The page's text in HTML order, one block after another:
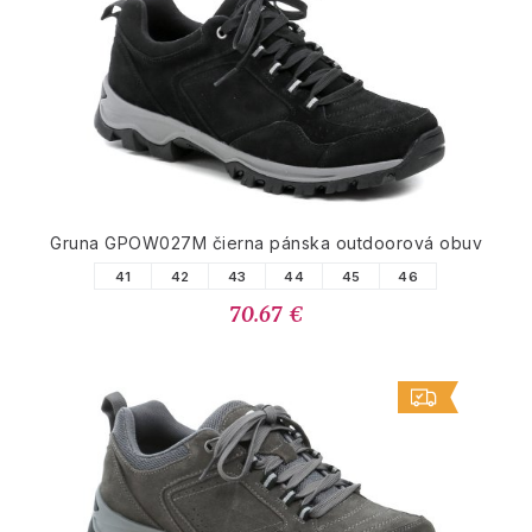
Gruna GPOW027M čierna pánska outdoorová obuv
41 42 43 44 45 46
70.67 €